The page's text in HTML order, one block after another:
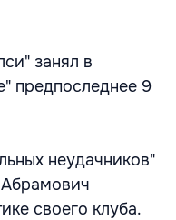
занял в
предпоследнее 9
неудачников"
своего клуба.